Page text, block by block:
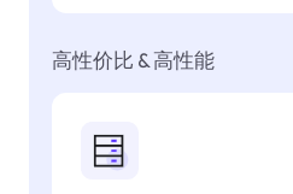
高性价比 & 高性能